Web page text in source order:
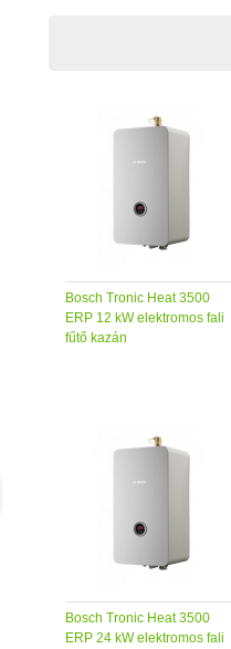
Bosch Tronic Heat 3500
ERP 12 kW elektromos fali
fűtő kazán
Bosch Tronic Heat 3500
ERP 24 kW elektromos fali